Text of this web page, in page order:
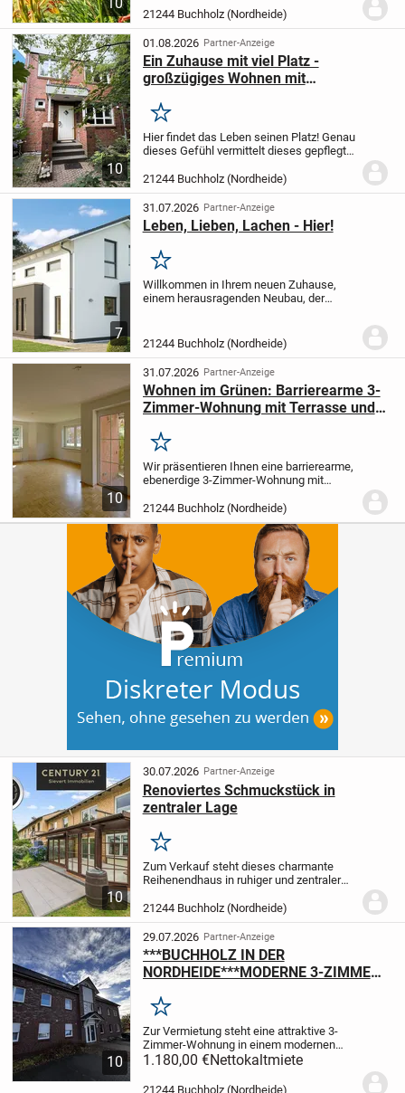
10
wurde mit einer Hauptwohneinheit und
einer untergeordneten Wohneinheit im Stil
eines...
21244 Buchholz (Nordheide)
10
01.08.2026 Partner-Anzeige
Ein Zuhause mit viel Platz -
großzügiges Wohnen mit
Nordheide
Merken
Hier findet das Leben seinen Platz! Genau
dieses Gefühl vermittelt dieses gepflegte
Wohnlage von Buchholz in der
Nordheide.Auf ca. 118 m² Wohnfläche,
verteilt...
21244 Buchholz (Nordheide)
7
31.07.2026 Partner-Anzeige
Leben, Lieben, Lachen - Hier!
Merken
Willkommen in Ihrem neuen Zuhause,
einem herausragenden Neubau, der
entworfen wurde. Diese Immobilie
verkörpert modernen Luxus...
21244 Buchholz (Nordheide)
10
31.07.2026 Partner-Anzeige
Wohnen im Grünen: Barrierearme 3-
Zimmer-Wohnung mit Terrasse und
Merken
Wir präsentieren Ihnen eine barrierearme,
ebenerdige 3-Zimmer-Wohnung mit
Wohnanlage. Hochwertiges
Stäbchenparkett zieht sich durch die
hellen Wohnräume.
Sie...
21244 Buchholz (Nordheide)
10
30.07.2026 Partner-Anzeige
Renoviertes Schmuckstück in
zentraler Lage
Merken
Zum Verkauf steht dieses charmante
Reihenendhaus in ruhiger und zentraler
Wohnfläche und einem ca. 275 m² großen
Grundstück bietet diese Immobilie ein
behagliches...
21244 Buchholz (Nordheide)
10
29.07.2026 Partner-Anzeige
***BUCHHOLZ IN DER
NORDHEIDE***MODERNE 3-ZIMMER
VERMIETEN***
Merken
Zur Vermietung steht eine attraktive 3-
Zimmer-Wohnung in einem modernen
Mehrfamilienhaus aus dem Jahr 2013.
Erdgeschoß mit ebenerdiger Dusche und
1.180,00 €Nettokaltmiete
21244 Buchholz (Nordheide)